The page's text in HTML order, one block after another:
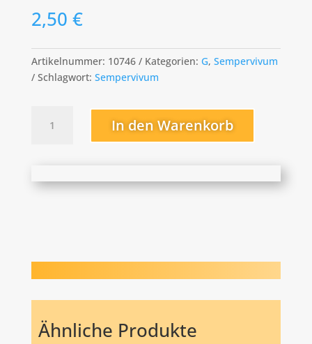
2,50 €
Artikelnummer: 10746 Kategorien: G, Sempervivum
Schlagwort: Sempervivum
In den Warenkorb
Ähnliche Produkte